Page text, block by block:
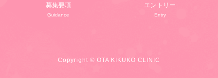
募集要項 エントリー
Copyright © OTA KIKUKO CLINIC